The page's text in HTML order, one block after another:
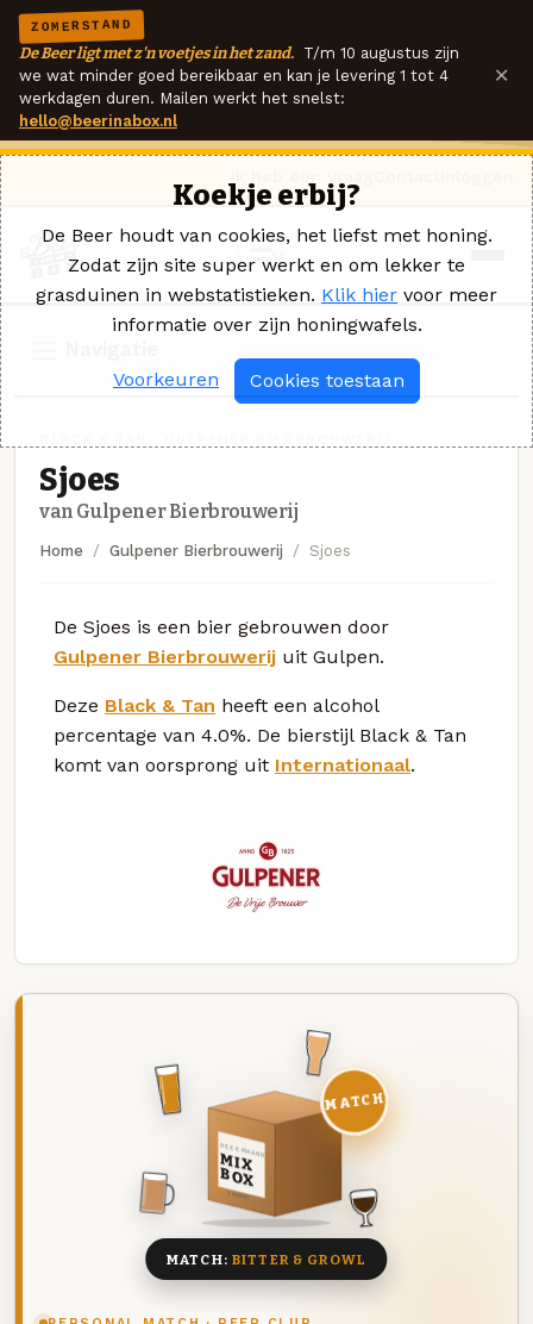
ZOMERSTAND
De Beer ligt met z'n voetjes in het zand. T/m 10 augustus zijn
we wat minder goed bereikbaar en kan je levering 1 tot 4
werkdagen duren. Mailen werkt het snelst:
hello@beerinabox.nl
×
Sjoes
van Gulpener Bierbrouwerij
Home Gulpener Bierbrouwerij Sjoes
De Sjoes is een bier gebrouwen door
Gulpener Bierbrouwerij uit Gulpen.
Deze Black & Tan heeft een alcohol
percentage van 4.0%. De bierstijl Black & Tan
komt van oorsprong uit Internationaal.
DEZE MAAND
MIX
BOX
8 BIEREN
MATCH
MATCH: BITTER & GROWL
Koekje erbij?
De Beer houdt van cookies, het liefst met honing.
Zodat zijn site super werkt en om lekker te
grasduinen in webstatistieken. Klik hier voor meer
informatie over zijn honingwafels.
Voorkeuren Cookies toestaan